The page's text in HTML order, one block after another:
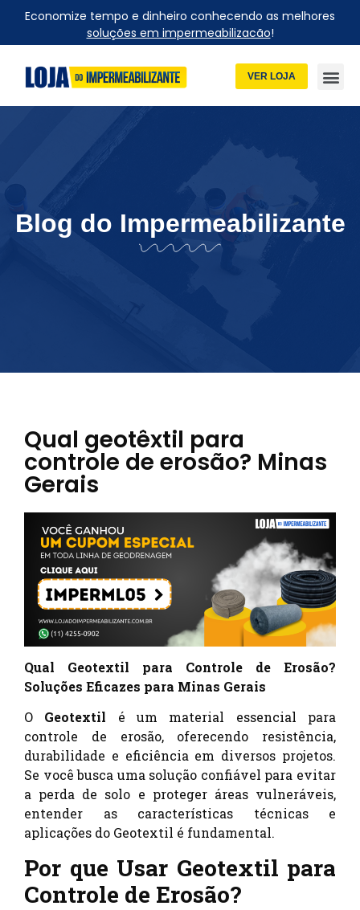
Economize tempo e dinheiro conhecendo as melhores
soluções em impermeabilizacão!
VER LOJA
Blog do Impermeabilizante
Qual geotêxtil para
controle de erosão? Minas
Gerais
Qual Geotextil para Controle de Erosão?
Soluções Eficazes para Minas Gerais
O Geotextil é um material essencial para
controle de erosão, oferecendo resistência,
durabilidade e eficiência em diversos projetos.
Se você busca uma solução confiável para evitar
a perda de solo e proteger áreas vulneráveis,
entender as características técnicas e
aplicações do Geotextil é fundamental.
Por que Usar Geotextil para
Controle de Erosão?